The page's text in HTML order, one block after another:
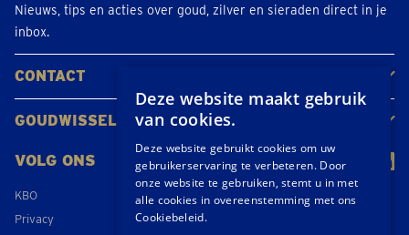
Nieuws, tips en acties over goud, zilver en sieraden direct in je
inbox.
CONTACT
Neem contact op
Maak een afspraak
Locaties
GOUDWISSELKANTOOR
VOLG ONS
KBO
Privacy
Deze website maakt gebruik
van cookies.
Deze website gebruikt cookies om uw
gebruikerservaring te verbeteren. Door
onze website te gebruiken, stemt u in met
alle cookies in overeenstemming met ons
Cookiebeleid.